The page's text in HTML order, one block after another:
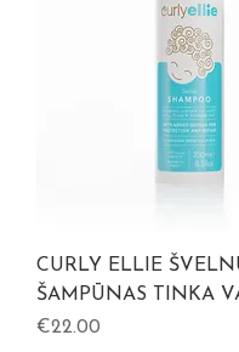
CURLY ELLIE
ŠAMPŪNAS TINKA
Kaina
€22.00